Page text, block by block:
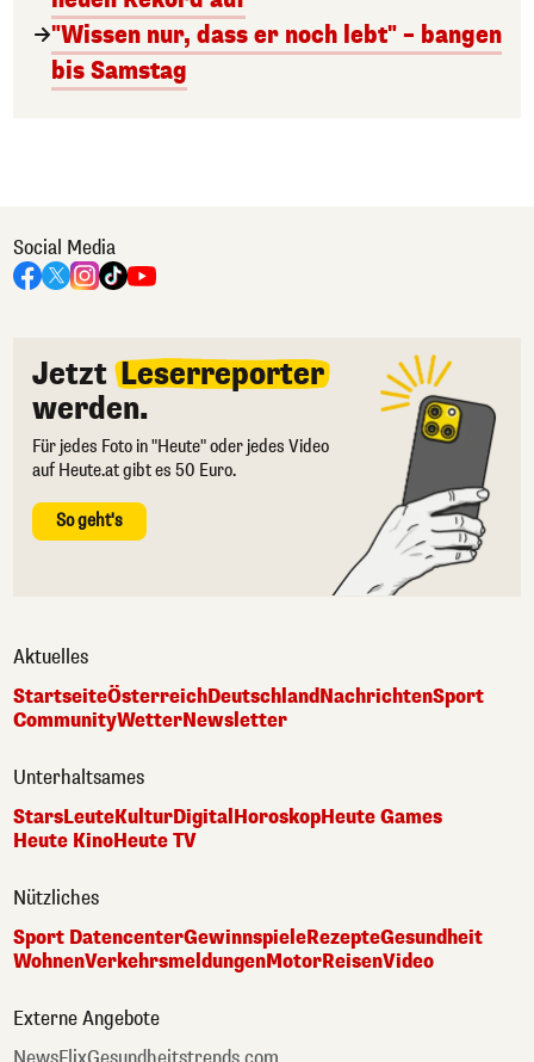
"Wissen nur, dass er noch lebt" – bangen
bis Samstag
Social Media
Jetzt Leserreporter
werden.
Für jedes Foto in "Heute" oder jedes Video
auf Heute.at gibt es 50 Euro.
So geht's
Aktuelles
StartseiteÖsterreichDeutschlandNachrichtenSport
CommunityWetterNewsletter
Unterhaltsames
StarsLeuteKulturDigital HoroskopHeute Games
Heute KinoHeute TV
Nützliches
Sport DatencenterGewinnspieleRezepteGesundheit
WohnenVerkehrsmeldungenMotorReisenVideo
Externe Angebote